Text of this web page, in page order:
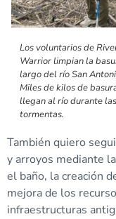
Los voluntarios de
Warrior limpian la
largo del río San
Miles de kilos de
llegan al río durante las
tormentas.
También quiero
y arroyos mediante
el baño, la creación
mejora de los
infraestructuras